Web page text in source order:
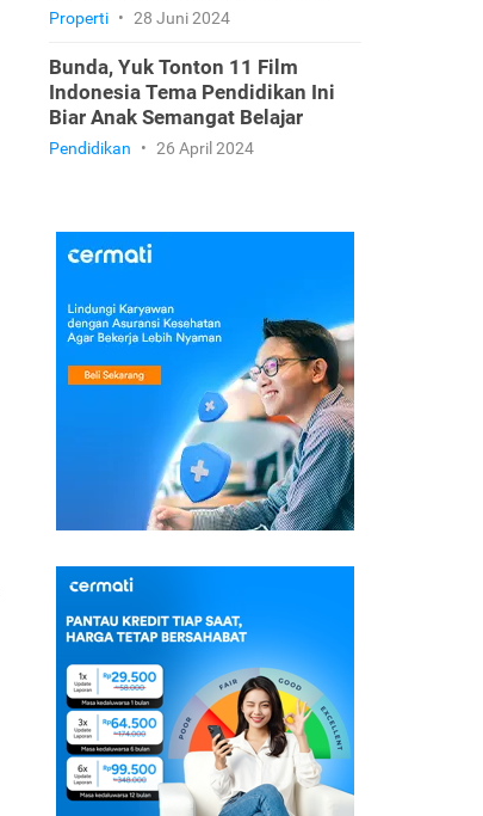
Properti • 28 Juni 2024
Bunda, Yuk Tonton 11 Film
Indonesia Tema Pendidikan Ini
Biar Anak Semangat Belajar
Pendidikan • 26 April 2024